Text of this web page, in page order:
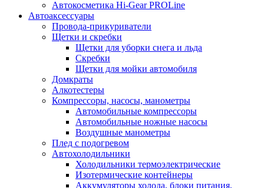
Автокосметика Hi-Gear PROLine
Автоаксессуары
Провода-прикуриватели
Щетки и скребки
Щетки для уборки снега и льда
Скребки
Щетки для мойки автомобиля
Домкраты
Алкотестеры
Компрессоры, насосы, манометры
Автомобильные компрессоры
Автомобильные ножные насосы
Воздушные манометры
Плед с подогревом
Автохолодильники
Холодильники термоэлектрические
Изотермические контейнеры
Аккумуляторы холода, блоки питания,